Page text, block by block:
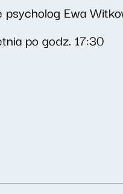
Ewa
po godz. 17:30